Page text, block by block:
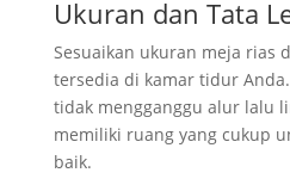
Ukuran dan Tata
Sesuaikan ukuran meja rias
tersedia di kamar tidur
tidak mengganggu alur lalu
memiliki ruang yang cukup
baik.